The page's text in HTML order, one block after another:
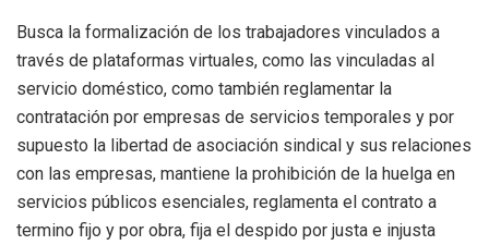
Busca la formalización de los trabajadores vinculados a
través de plataformas virtuales, como las vinculadas al
servicio doméstico, como también reglamentar la
contratación por empresas de servicios temporales y por
supuesto la libertad de asociación sindical y sus relaciones
con las empresas, mantiene la prohibición de la huelga en
servicios públicos esenciales, reglamenta el contrato a
termino fijo y por obra, fija el despido por justa e injusta